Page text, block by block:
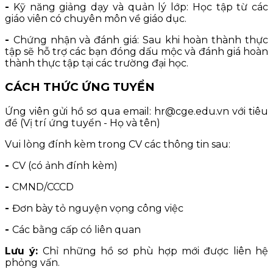
- Kỹ năng giảng dạy và quản lý lớp: Học tập từ các
giáo viên có chuyên môn về giáo dục.
- Chứng nhận và đánh giá: Sau khi hoàn thành thực
tập sẽ hỗ trợ các bạn đóng dấu mộc và đánh giá hoàn
thành thực tập tại các trường đại học.
CÁCH THỨC ỨNG TUYỂN
Ứng viên gửi hồ sơ qua email: hr@cge.edu.vn với tiêu
đề (Vị trí ứng tuyển - Họ và tên)
Vui lòng đính kèm trong CV các thông tin sau:
- CV (có ảnh đính kèm)
- CMND/CCCD
- Đơn bày tỏ nguyện vọng công việc
- Các bằng cấp có liên quan
Lưu ý: Chỉ những hồ sơ phù hợp mới được liên hệ
phỏng vấn.